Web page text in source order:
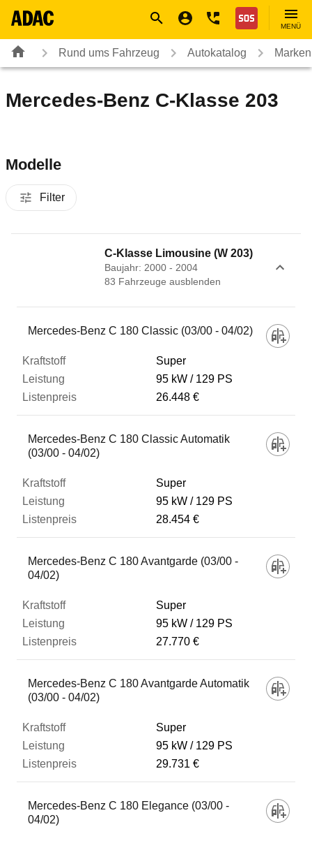
Nothilfe
MENÜ
Rund ums Fahrzeug Autokatalog
Mercedes-Benz C-Klasse 203
Modelle
Filter
C-Klasse Limousine (W 203)
Baujahr: 2000 - 2004
83 Fahrzeuge ausblenden
Fahrzeug
Kraftstoff
Leistung
Zum Vergleich hinzufügen
Mercedes-Benz C 180 Classic (03/00 - 04/02)
Super
95 kW
129 PS
26.448 €
Mercedes-Benz C 180 Classic Automatik
(03/00 - 04/02)
Super
95 kW
129 PS
28.454 €
Mercedes-Benz C 180 Avantgarde (03/00 -
04/02)
Super
95 kW
129 PS
27.770 €
Mercedes-Benz C 180 Avantgarde Automatik
(03/00 - 04/02)
Super
95 kW
129 PS
29.731 €
Mercedes-Benz C 180 Elegance (03/00 -
04/02)